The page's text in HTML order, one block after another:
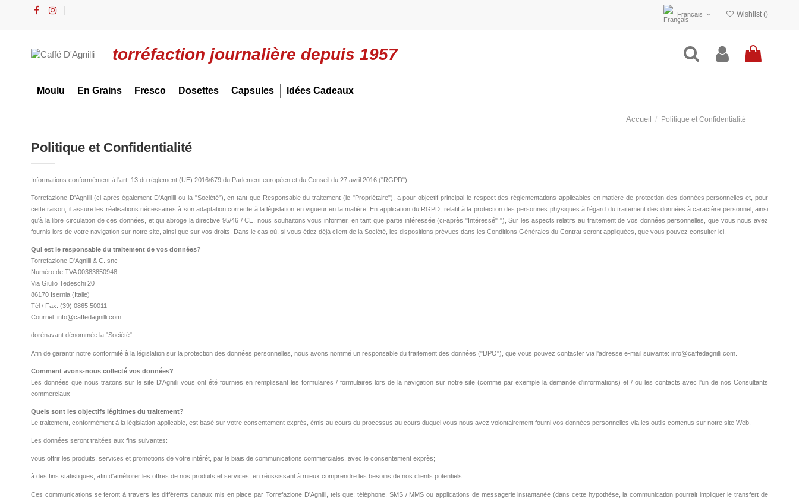
Français Wishlist ()
torréfaction journalière depuis 1957
Moulu En Grains Fresco Dosettes Capsules Idées Cadeaux
Accueil Politique et Confidentialité
Politique et Confidentialité
Informations conformément à l'art. 13 du règlement (UE) 2016/679 du Parlement européen et du Conseil du 27 avril 2016 ("RGPD").
Torrefazione D'Agnilli (ci-après également D'Agnilli ou la "Société"), en tant que Responsable du traitement (le "Propriétaire"), a pour objectif principal le respect des réglementations applicables en matière de protection des données personnelles et, pour
cette raison, il assure les réalisations nécessaires à son adaptation correcte à la législation en vigueur en la matière. En application du RGPD, relatif à la protection des personnes physiques à l'égard du traitement des données à caractère personnel, ainsi
qu'à la libre circulation de ces données, et qui abroge la directive 95/46 / CE, nous souhaitons vous informer, en tant que partie intéressée (ci-après "Intéressé" "), Sur les aspects relatifs au traitement de vos données personnelles, que vous nous avez
fournis lors de votre navigation sur notre site, ainsi que sur vos droits. Dans le cas où, si vous étiez déjà client de la Société, les dispositions prévues dans les Conditions Générales du Contrat seront appliquées, que vous pouvez consulter ici.
Qui est le responsable du traitement de vos données?
Torrefazione D'Agnilli & C. snc
Numéro de TVA 00383850948
Via Giulio Tedeschi 20
86170 Isernia (Italie)
Tél / Fax: (39) 0865.50011
Courriel: info@caffedagnilli.com
dorénavant dénommée la "Société".
Afin de garantir notre conformité à la législation sur la protection des données personnelles, nous avons nommé un responsable du traitement des données ("DPO"), que vous pouvez contacter via l'adresse e-mail suivante: info@caffedagnilli.com.
Comment avons-nous collecté vos données?
Les données que nous traitons sur le site D'Agnilli vous ont été fournies en remplissant les formulaires / formulaires lors de la navigation sur notre site (comme par exemple la demande d'informations) et / ou les contacts avec l'un de nos Consultants
commerciaux
Quels sont les objectifs légitimes du traitement?
Le traitement, conformément à la législation applicable, est basé sur votre consentement exprès, émis au cours du processus au cours duquel vous nous avez volontairement fourni vos données personnelles via les outils contenus sur notre site Web.
Les données seront traitées aux fins suivantes:
vous offrir les produits, services et promotions de votre intérêt, par le biais de communications commerciales, avec le consentement exprès;
à des fins statistiques, afin d'améliorer les offres de nos produits et services, en réussissant à mieux comprendre les besoins de nos clients potentiels.
Ces communications se feront à travers les différents canaux mis en place par Torrefazione D'Agnilli, tels que: téléphone, SMS / MMS ou applications de messagerie instantanée (dans cette hypothèse, la communication pourrait impliquer le transfert de